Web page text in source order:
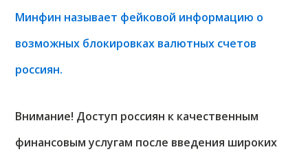
Минфин называет фейковой информацию о
возможных блокировках валютных счетов
россиян.
Внимание! Доступ россиян к качественным
финансовым услугам после введения широких